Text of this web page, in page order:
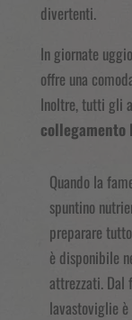
divertenti.
In giornate
offre una
Inoltre, tutti gli
Quando la
spuntino
preparare
è disponibile
attrezzati. Dal
lavastoviglie